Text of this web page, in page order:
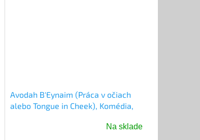
Avodah B'Eynaim (Práca v očiach
alebo Tongue in Cheek), Komédia,
Na sklade